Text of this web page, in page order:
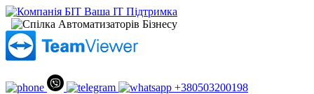
+380503200198